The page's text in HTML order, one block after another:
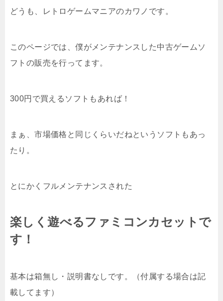
どうも、レトロゲームマニアのカワノです。
このページでは、僕がメンテナンスした中古ゲームソ
フトの販売を行ってます。
300円で買えるソフトもあれば！
まぁ、市場価格と同じくらいだねというソフトもあっ
たり。
とにかくフルメンテナンスされた
楽しく遊べるファミコンカセットで
す！
基本は箱無し・説明書なしです。（付属する場合は記
載してます）